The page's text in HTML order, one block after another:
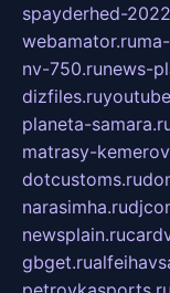
spayderhed-
webamator.ru
nv-750.runews-
dizfiles.ru
planeta-
matrasy-
dotcustoms.ru
narasimha.ru
newsplain.ru
gbget.ru